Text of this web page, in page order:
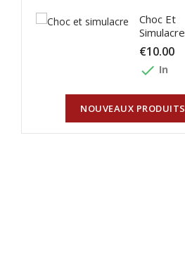
Choc Et
Simulacre
€10.00
done In
NOUVEAUX PRODUITS